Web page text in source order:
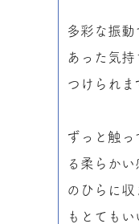
多彩な振動
あった気持
つけられま
ずっと触っ
る柔らか
のひらに収
もとてもい